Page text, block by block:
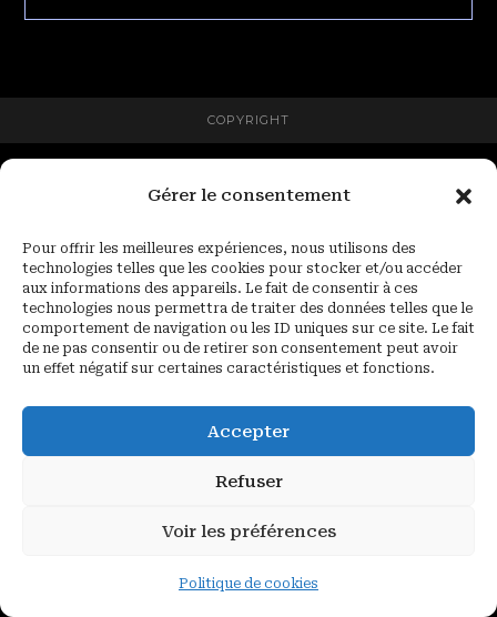
Gérer le consentement
Pour offrir les meilleures expériences, nous utilisons des
technologies telles que les cookies pour stocker et/ou accéder
aux informations des appareils. Le fait de consentir à ces
technologies nous permettra de traiter des données telles que le
comportement de navigation ou les ID uniques sur ce site. Le fait
de ne pas consentir ou de retirer son consentement peut avoir
un effet négatif sur certaines caractéristiques et fonctions.
Accepter
Refuser
Voir les préférences
Politique de cookies
COPYRIGHT